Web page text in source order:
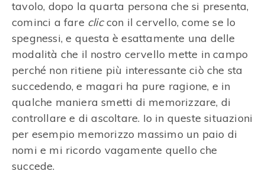
tavolo, dopo la quarta persona che si presenta,
cominci a fare cliccon il cervello, come se lo
spegnessi, e questa è esattamente una delle
modalità che il nostro cervello mette in campo
perché non ritiene più interessante ciò che sta
succedendo, e magari ha pure ragione, e in
qualche maniera smetti di memorizzare, di
controllare e di ascoltare. Io in queste situazioni
per esempio memorizzo massimo un paio di
nomi e mi ricordo vagamente quello che
succede.